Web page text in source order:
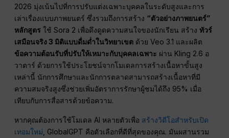
2026 มุ่งเน้นไปที่การปรับแต่งเฉพาะบุคคลในระดับสูงและการ
เล่าเรื่องแบบภาพยนตร์ ซึ่งรวมถึงการสร้าง “ตัวอย่างภาพยนตร์”
หลักสูตร ใช้ Sora 2 เพื่อดึงดูดความสนใจของนักเรียน สร้างทัวร์
เสมือนจริง 3 มิติแบบดื่มด่ำในวิทยาเขต ด้วย Veo 3.1 และผลิต
ข้อความต้อนรับที่ปรับให้เหมาะกับบุคคลเฉพาะ ผ่าน Kling 2.6 อ
วาตาร์ ด้วยการใช้ประโยชน์จากโมเดลการสร้างเนื้อหาขั้นสูง
เหล่านี้ นักการศึกษาและนักการตลาดสามารถสร้างเนื้อหาที่มี
ความสมจริงสูงซึ่งช่วยเพิ่มอัตราการรักษาผู้ชมได้ถึง 95% เมื่อ
เทียบกับการสื่อสารด้วยข้อความ.
หากคุณต้องการใช้โมเดล AI หลายตัวเพื่อ สร้างวิดีโอสำหรับเปิด
เทอมใหม่ , GlobalGPT คือตัวเลือกที่ดีที่สุดของคุณ. มันผสานรวม